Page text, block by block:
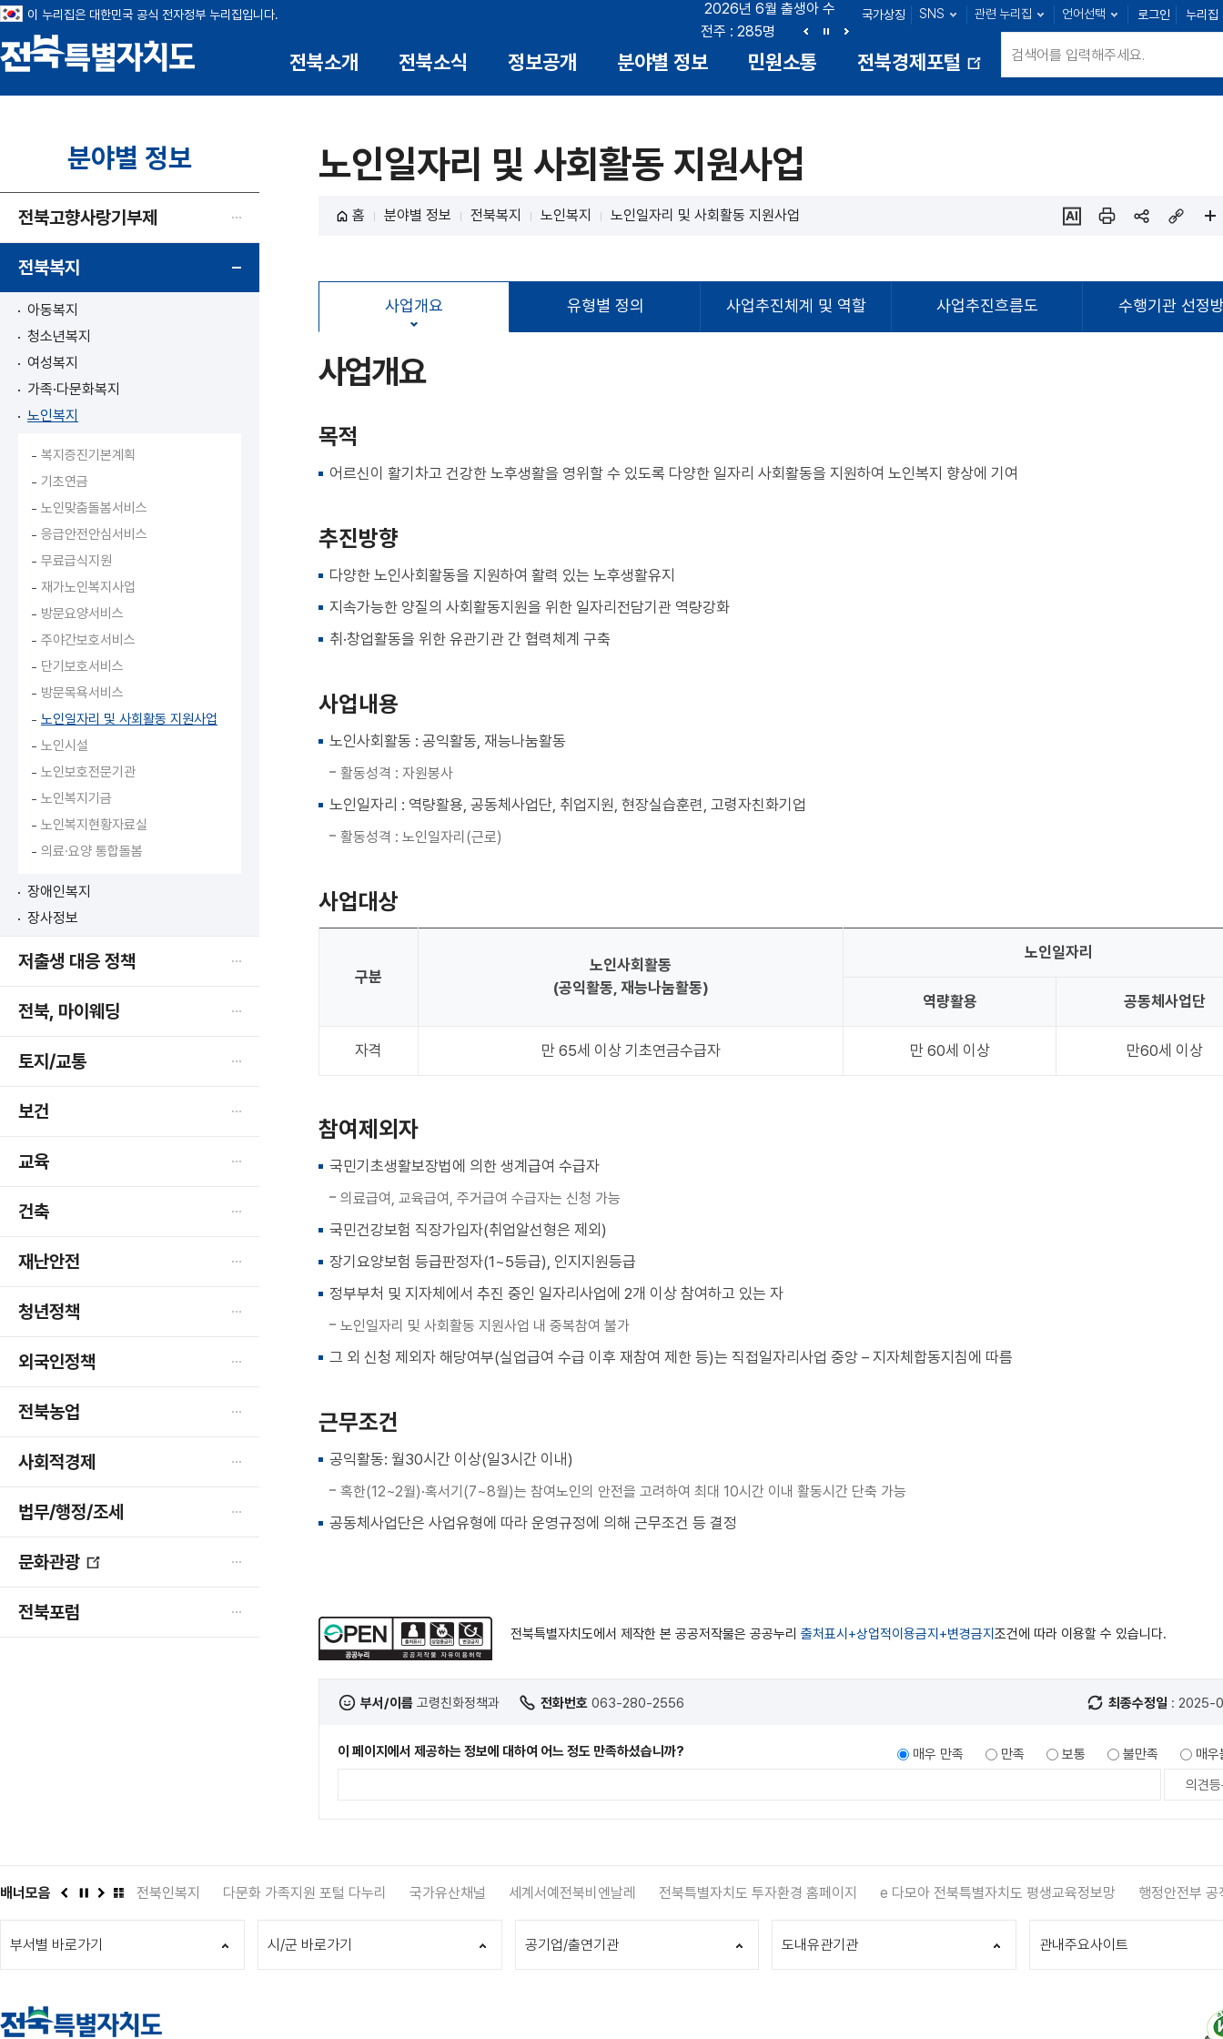
전북특별자치도
2026년 6월 출생아 수
전주 : 285명 군산 : 104명 정읍 : 27명
남원 : 33명
이
전
이 누리집은 대한민국 공식 전자정부 누리집입니다. 국가상징 SNS 관련 누리집 언어선택 로그인 누리집
전북소개 전북소식 정보공개 분야별 정보 민원소통
전북경제포털
분야별 정보
전북고향사랑기부제
전북복지
아동복지
청소년복지
여성복지
가족·다문화복지
노인복지
복지증진기본계획
기초연금
노인맞춤돌봄서비스
응급안전안심서비스
무료급식지원
재가노인복지사업
방문요양서비스
주야간보호서비스
단기보호서비스
방문목욕서비스
노인일자리 및 사회활동 지원사업
노인시설
노인보호전문기관
노인복지기금
노인복지현황자료실
의료·요양 통합돌봄
장애인복지
장사정보
저출생 대응 정책
전북, 마이웨딩
토지/교통
보건
교육
건축
재난안전
청년정책
외국인정책
전북농업
사회적경제
법무/행정/조세
문화관광
전북포럼
노인일자리 및 사회활동 지원사업
홈 분야별 정보 전북복지 노인복지
노인일자리 및 사회활동 지원사업
사업개요 유형별 정의 사업추진체계 및 역할 사업추진흐름도 수행기관 선정
사업개요
목적
어르신이 활기차고 건강한 노후생활을 영위할 수 있도록 다양한 일자리 사회활동을 지원하여 노인복지 향상에 기여
추진방향
다양한 노인사회활동을 지원하여 활력 있는 노후생활유지
지속가능한 양질의 사회활동지원을 위한 일자리전담기관 역량강화
취·창업활동을 위한 유관기관 간 협력체계 구축
사업내용
노인사회활동 : 공익활동, 재능나눔활동
활동성격 : 자원봉사
노인일자리 : 역량활용, 공동체사업단, 취업지원, 현장실습훈련, 고령자친화기업
활동성격 : 노인일자리(근로)
사업대상
구분
노인사회활동
(공익활동, 재능나눔활동)
노인일자리
역량활용 공동체사업단
자격 만 65세 이상 기초연금수급자 만 60세 이상 만60세 이상
참여제외자
국민기초생활보장법에 의한 생계급여 수급자
의료급여, 교육급여, 주거급여 수급자는 신청 가능
국민건강보험 직장가입자(취업알선형은 제외)
장기요양보험 등급판정자(1~5등급), 인지지원등급
정부부처 및 지자체에서 추진 중인 일자리사업에 2개 이상 참여하고 있는 자
노인일자리 및 사회활동 지원사업 내 중복참여 불가
그 외 신청 제외자 해당여부(실업급여 수급 이후 재참여 제한 등)는 직접일자리사업 중앙 – 지자체합동지침에 따름
근무조건
공익활동: 월30시간 이상(일3시간 이내)
혹한(12~2월)·혹서기(7~8월)는 참여노인의 안전을 고려하여 최대 10시간 이내 활동시간 단축 가능
공동체사업단은 사업유형에 따라 운영규정에 의해 근무조건 등 결정
전북특별자치도에서 제작한 본 공공저작물은 공공누리 출처표시+상업적이용금지+변경금지 조건에 따라 이용할 수 있습니다.
부서/이름 고령친화정책과 전화번호 063-280-2556 최종수정일 : 2025-
이 페이지에서 제공하는 정보에 대하여 어느 정도 만족하셨습니까? 매우 만족 만족 보통 불만족 매우
배너모음
기
인권상담 1331 전북인복지 다문화 가족지원 포털 다누리 국가유산채널 세계서예전북비엔날레 전북특별자치도 투자환경 홈페이지 e 다모아 전북특별자치도 평생교육정보망 행정안전부
부서별 바로가기 시/군 바로가기 공기업/출연기관 도내유관기관 관내주요사이트